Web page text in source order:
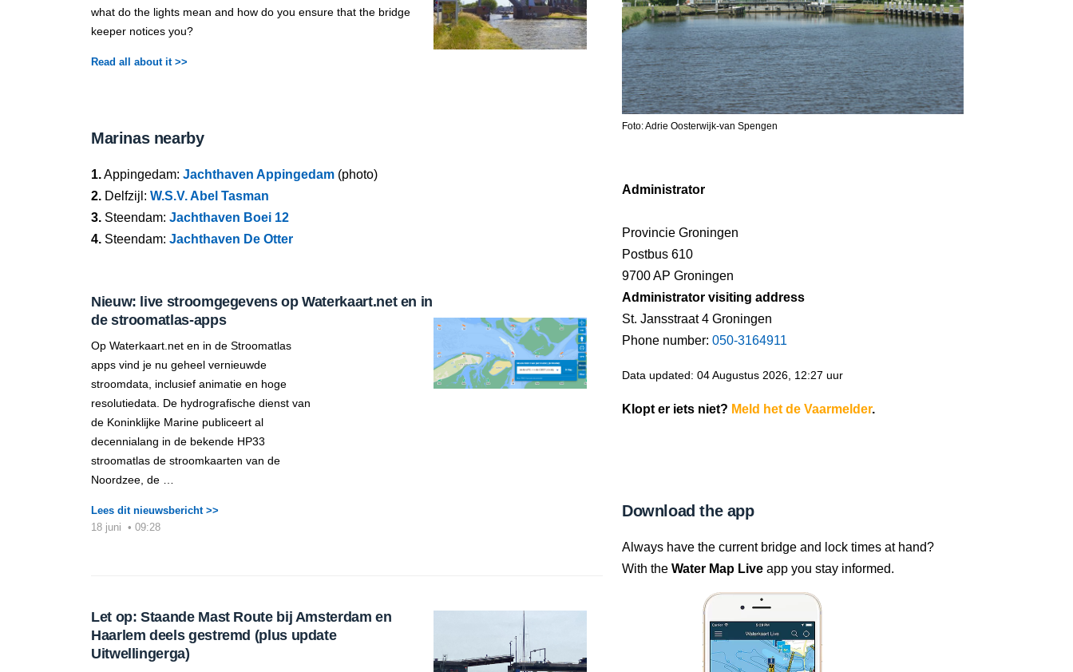
what do the lights mean and how do you ensure that the bridge
keeper notices you?
Read all about it >>
Marinas nearby
1.Appingedam: Jachthaven Appingedam (photo)
2. Delfzijl: W.S.V. Abel Tasman
3. Steendam: Jachthaven Boei 12
4. Steendam: Jachthaven De Otter
Nieuw: live stroomgegevens op Waterkaart.net en in
de stroomatlas-apps
Op Waterkaart.net en in de Stroomatlas
apps vind je nu geheel vernieuwde
stroomdata, inclusief animatie en hoge
resolutiedata. De hydrografische dienst van
de Koninklijke Marine publiceert al
decennialang in de bekende HP33
stroomatlas de stroomkaarten van de
Noordzee, de …
Lees dit nieuwsbericht >>
18 juni • 09:28
Let op: Staande Mast Route bij Amsterdam en
Haarlem deels gestremd (plus update
Uitwellingerga)
Foto: Adrie Oosterwijk-van Spengen
Administrator
Provincie Groningen
Postbus 610
9700 AP Groningen
Administrator visiting address
St. Jansstraat 4 Groningen
Phone number: 050-3164911
Data updated: 04 Augustus 2026, 12:27 uur
Klopt er iets niet? Meld het de Vaarmelder.
Download the app
Always have the current bridge and lock times at hand?
With the Water Map Live app you stay informed.